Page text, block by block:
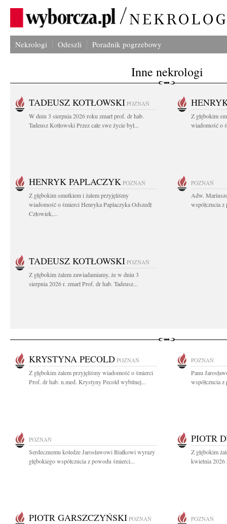
Nekrologi Odeszli Poradnik pogrzebowy
Inne nekrologi
TADEUSZ KOTŁOWSKI POZNAŃ
W dniu 3 sierpnia 2026 roku zmarł prof. dr hab.
Tadeusz Kotłowski Przez całe swe życie był...
Z głębokim
wiadomość o
HENRYK PAPLACZYK POZNAŃ
Z głębokim smutkiem i żalem przyjęliśmy
wiadomość o śmierci Henryka Paplaczyka Odszedł
Człowiek,...
POZNAŃ
Adw.
współczucia
TADEUSZ KOTŁOWSKI POZNAŃ
Z głębokim żalem zawiadamiamy, że w dniu 3
sierpnia 2026 r. zmarł Prof. dr hab. Tadeusz...
KRYSTYNA PECOLD POZNAŃ
Z głębokim żalem przyjęliśmy wiadomość o śmierci
Prof. dr hab. n.med. Krystyny Pecold wybitnej...
POZNAŃ
Panu
współczucia
POZNAŃ
Serdecznemu koledze Jarosławowi Białkowi wyrazy
głębokiego współczucia z powodu śmierci...
PIOTR
Z głębokim
kwietnia 2026
PIOTR GARSZCZYŃSKI POZNAŃ POZNAŃ